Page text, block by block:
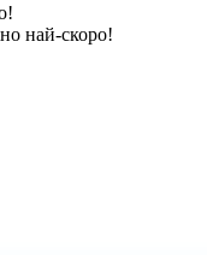
най-скоро!